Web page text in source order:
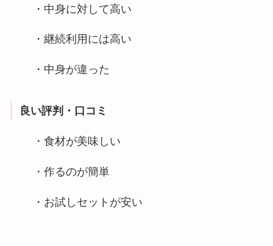
・中身に対して高い
・継続利用には高い
・中身が違った
良い評判・口コミ
・食材が美味しい
・作るのが簡単
・お試しセットが安い